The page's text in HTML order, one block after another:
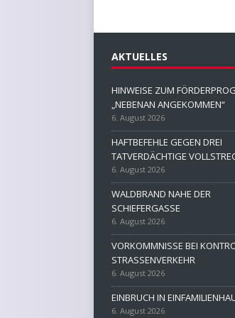
AKTUELLES
HINWEISE ZUM
„NEBENAN ANGEKOMMEN“
6. August 2026
HAFTBEFEHLE GEGEN DREI
TATVERDÄCHTIGE
6. August 2026
WALDBRAND NAHE DER
SCHIEFERGASSE
6. August 2026
VORKOMMNISSE BEI
STRASSENVERKEHR
6. August 2026
EINBRUCH IN
6. August 2026